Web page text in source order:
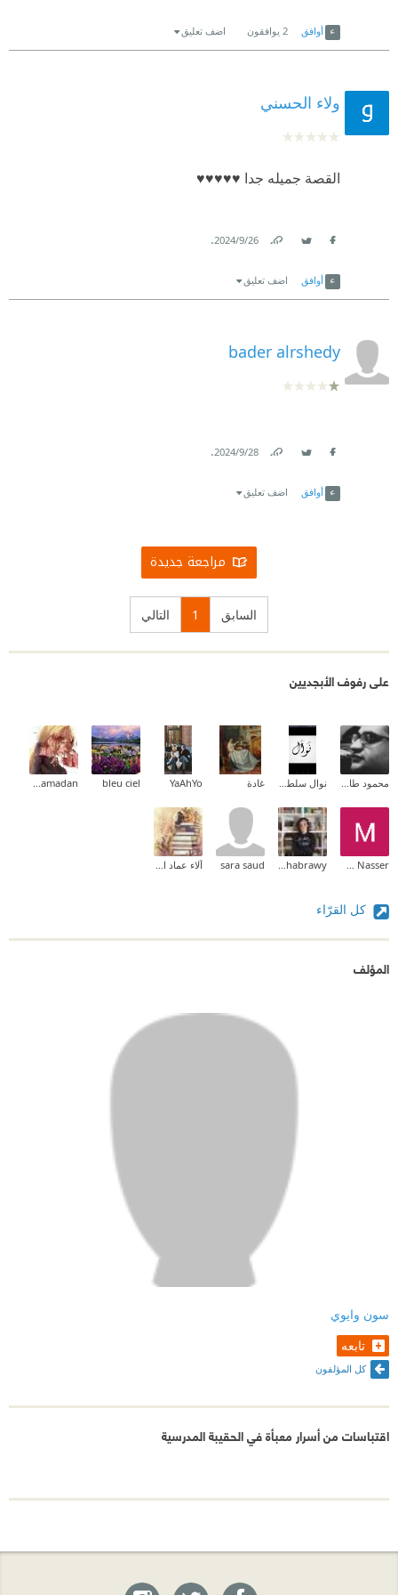
أوافق 2 يوافقون اضف تعليق
ولاء الحسني
القصة جميله جدا ♥️♥️♥️♥️♥️
26‏/9‏/2024
.
أوافق اضف تعليق
bader alrshedy
28‏/9‏/2024
.
أوافق اضف تعليق
مراجعة جديدة
السابق 1 التالي
على رفوف الأبجديين
محمود طارق إبراهيم نوال سلطان غادة YaAhYo
bleu ciel
Samah Ramadan
Mariam Nasser
Nada Elshabrawy
sara saud آلاء عماد الدين
كل القرّاء
المؤلف
سون وايوي
تابعه
كل المؤلفون
اقتباسات من أسرار معبأة في الحقيبة المدرسية